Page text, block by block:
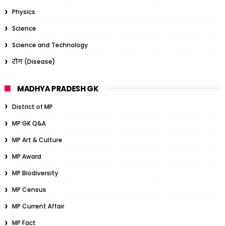
Physics
Science
Science and Technology
रोग (Disease)
MADHYA PRADESH GK
District of MP
MP GK Q&A
MP Art & Culture
MP Award
MP Biodiversity
MP Census
MP Current Affair
MP Fact